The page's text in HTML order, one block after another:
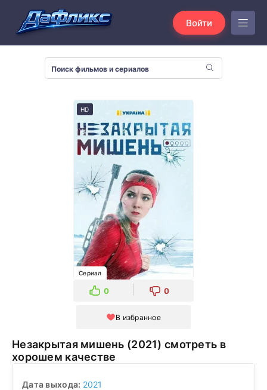
Войти
HD
Сериал
0 0
В избранное
Незакрытая мишень (2021) смотреть в
хорошем качестве
Дата выхода: 2021